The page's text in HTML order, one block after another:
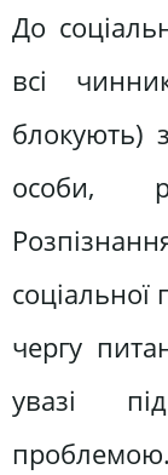
До
всі
блокують)
особи,
чергу
увазі